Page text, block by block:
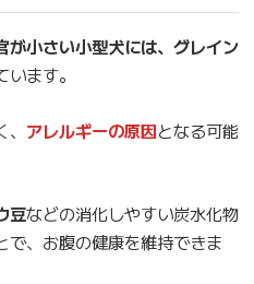
が小さい小型犬には、グレイン
ます。
アレルギーの原因となる可能
豆などの消化しやすい炭水化物
で、お腹の健康を維持できま